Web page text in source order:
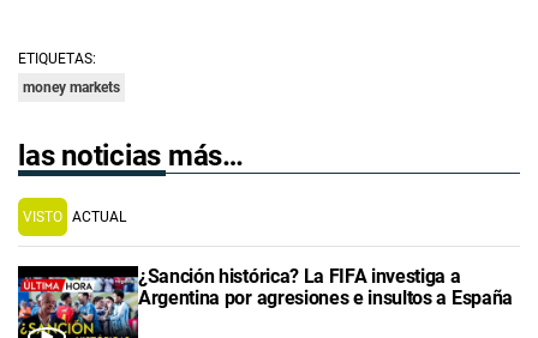
ETIQUETAS:
money markets
las noticias más…
VISTO ACTUAL
¿Sanción histórica? La FIFA investiga a
Argentina por agresiones e insultos a España